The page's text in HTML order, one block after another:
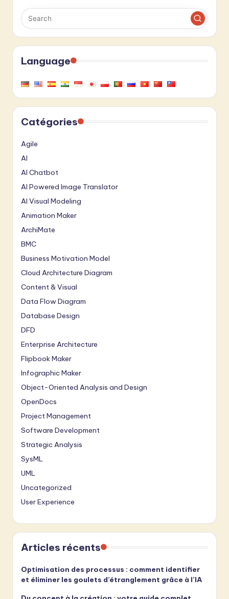
Language
Catégories
Agile
AI
AI Chatbot
AI Powered Image Translator
AI Visual Modeling
Animation Maker
ArchiMate
BMC
Business Motivation Model
Cloud Architecture Diagram
Content & Visual
Data Flow Diagram
Database Design
DFD
Enterprise Architecture
Flipbook Maker
Infographic Maker
Object-Oriented Analysis and Design
OpenDocs
Project Management
Software Development
Strategic Analysis
SysML
UML
Uncategorized
User Experience
Articles récents
Optimisation des processus : comment identifier
et éliminer les goulets d’étranglement grâce à l’IA